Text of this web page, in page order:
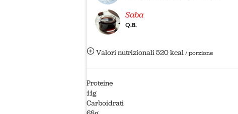
Saba
Q.B.
Valori nutrizionali520 kcal/ porzione
Proteine
11g
Carboidrati